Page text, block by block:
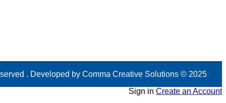
2025 © All rights reserved . Developed by
Comma Creative Solutions
Sign in Create an Account